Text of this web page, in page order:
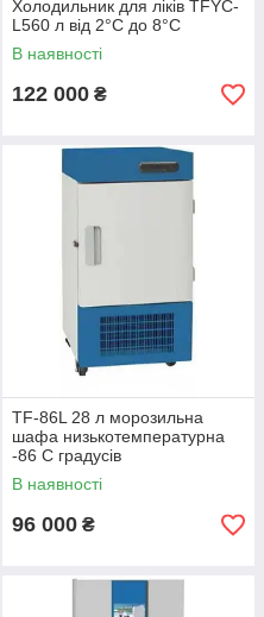
Холодильник для ліків TFYC-
L560 л від 2°С до 8°С
В наявності
122 000 ₴
TF-86L 28 л морозильна
шафа низькотемпературна
-86 C градусів
В наявності
96 000 ₴